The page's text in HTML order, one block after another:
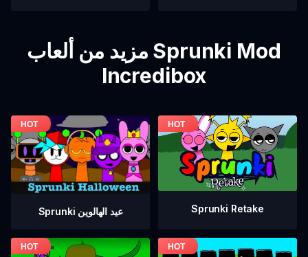
مزيد من ألعاب Sprunki Mod
Incredibox
Sprunki عيد الهالوين Sprunki Retake